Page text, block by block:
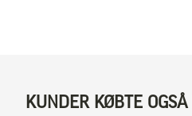
KUNDER KØBTE